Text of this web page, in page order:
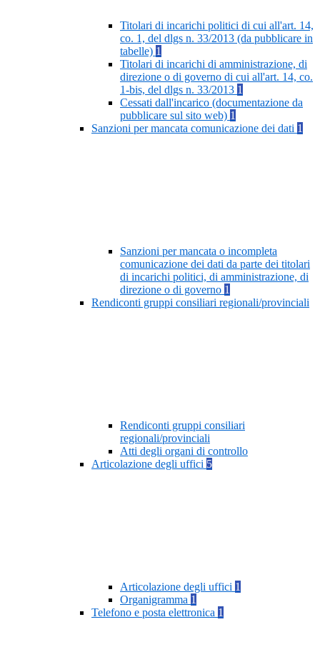
Titolari di incarichi politici di cui all'art. 14,
co. 1, del dlgs n. 33/2013 (da pubblicare in
tabelle) 1
Titolari di incarichi di amministrazione, di
direzione o di governo di cui all'art. 14, co.
1-bis, del dlgs n. 33/2013 1
Cessati dall'incarico (documentazione da
pubblicare sul sito web) 1
Sanzioni per mancata comunicazione dei dati 1
Sanzioni per mancata o incompleta
comunicazione dei dati da parte dei titolari
di incarichi politici, di amministrazione, di
direzione o di governo 1
Rendiconti gruppi consiliari regionali/provinciali
Rendiconti gruppi consiliari
regionali/provinciali
Atti degli organi di controllo
Articolazione degli uffici 5
Articolazione degli uffici 1
Organigramma 1
Telefono e posta elettronica 1